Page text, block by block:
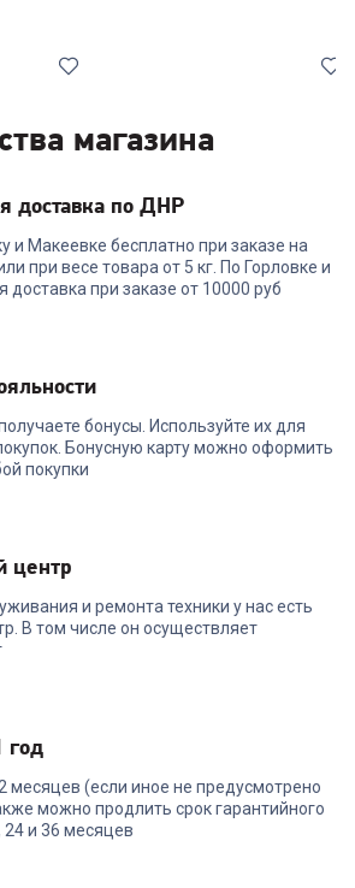
BUDS
00-00014337
Наушники EDIFIER W800BT
Pro White
В корзину
магазина
доставка по ДНР
и Макеевке бесплатно при заказе на
при весе товара от 5 кг. По Горловке и
доставка при заказе от 10000 руб
бонусы. Используйте их для
Бонусную карту можно оформить
покупки
центр
и ремонта техники у нас есть
В том числе он осуществляет
год
месяцев (если иное не предусмотрено
можно продлить срок гарантийного
и 36 месяцев